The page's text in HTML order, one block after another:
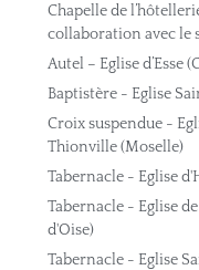
Chapelle de
collaboration avec le
Autel – Eglise d’Esse
Baptistère - Eglise
Croix suspendue -
Thionville (Moselle)
Tabernacle - Eglise
Tabernacle - Eglise
d'Oise)
Tabernacle - Eglise